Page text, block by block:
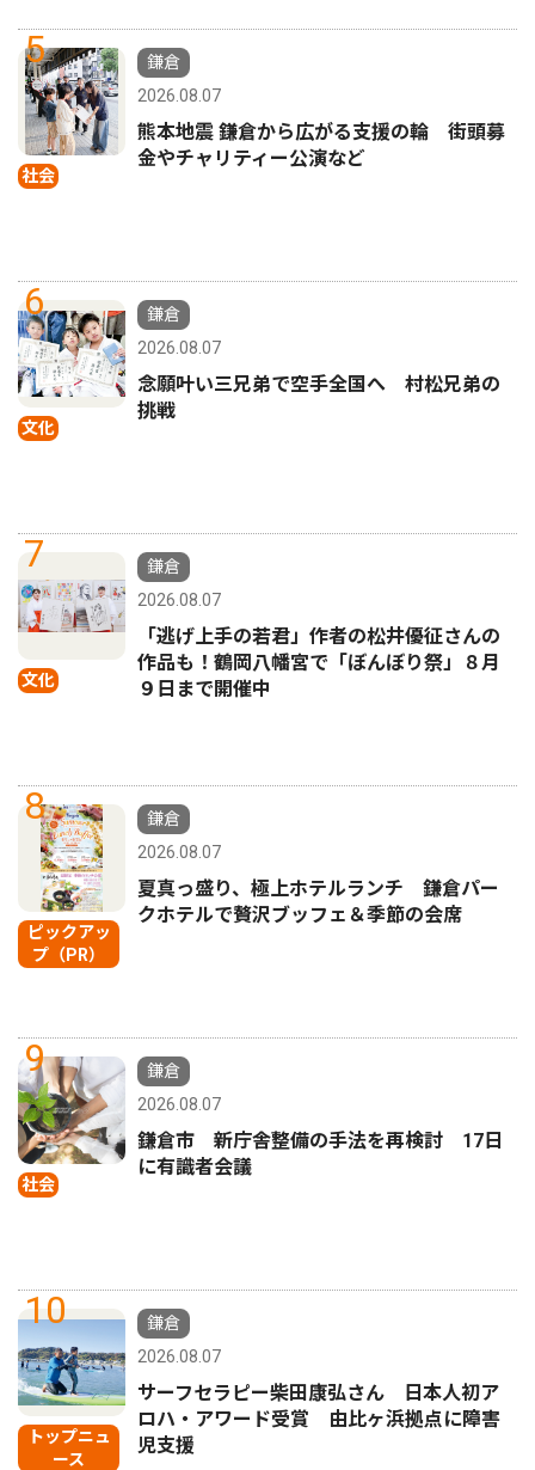
5
社会
鎌倉
2026.08.07
熊本地震 鎌倉から広がる支援の輪 街頭募
金やチャリティー公演など
6
文化
鎌倉
2026.08.07
念願叶い三兄弟で空手全国へ 村松兄弟の
挑戦
7
文化
鎌倉
2026.08.07
「逃げ上手の若君」作者の松井優征さんの
作品も！鶴岡八幡宮で「ぼんぼり祭」８月
９日まで開催中
8
ピックアッ
プ（PR）
鎌倉
2026.08.07
夏真っ盛り、極上ホテルランチ 鎌倉パー
クホテルで贅沢ブッフェ＆季節の会席
9
社会
鎌倉
2026.08.07
鎌倉市 新庁舎整備の手法を再検討 17日
に有識者会議
10
トップニュ
ース
鎌倉
2026.08.07
サーフセラピー柴田康弘さん 日本人初ア
ロハ・アワード受賞 由比ヶ浜拠点に障害
児支援